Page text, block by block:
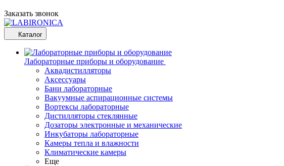
Заказать звонок
Каталог
Лабораторные приборы и оборудование
Аквадистилляторы
Аксессуары
Бани лабораторные
Вакуумные аспирационные системы
Вортексы лабораторные
Дистилляторы стеклянные
Дозаторы электронные и механические
Инкубаторы лабораторные
Камеры тепла и влажности
Климатические камеры
Еще